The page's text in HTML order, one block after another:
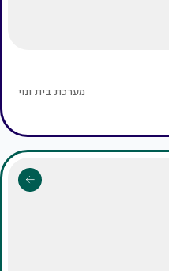
מערכת בית ונוי